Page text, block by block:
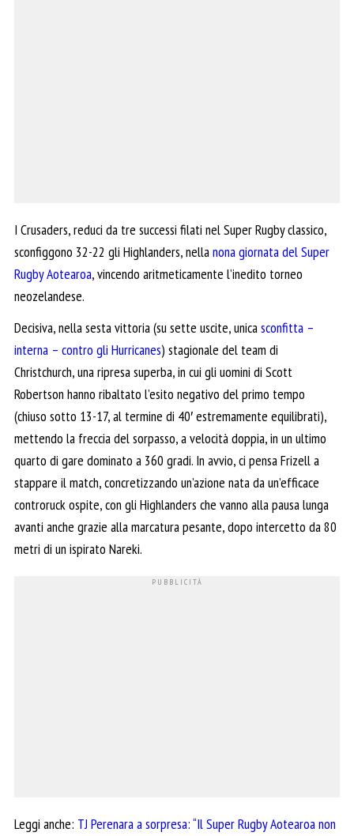
I Crusaders, reduci da tre successi filati nel Super Rugby classico,
sconfiggono 32-22 gli Highlanders, nellanona giornata del Super
Rugby Aotearoa, vincendo aritmeticamente l’inedito torneo
neozelandese.
Decisiva, nella sesta vittoria (su sette uscite, unicasconfitta –
interna – contro gli Hurricanes) stagionale del team di
Christchurch, una ripresa superba, in cui gli uomini di Scott
Robertson hanno ribaltato l’esito negativo del primo tempo
(chiuso sotto 13-17, al termine di 40′ estremamente equilibrati),
mettendo la freccia del sorpasso, a velocità doppia, in un ultimo
quarto di gare dominato a 360 gradi. In avvio, ci pensa Frizell a
stappare il match, concretizzando un’azione nata da un’efficace
controruck ospite, con gli Highlanders che vanno alla pausa lunga
avanti anche grazie alla marcatura pesante, dopo intercetto da 80
metri di un ispirato Nareki.
Leggi anche: TJ Perenara a sorpresa: “Il Super Rugby Aotearoa non